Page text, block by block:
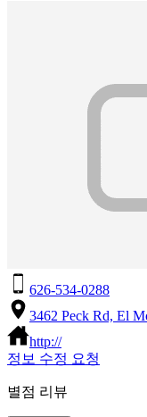
626-534-0288
3462 Peck Rd, El
http://
정보 수정 요청
별점 리뷰